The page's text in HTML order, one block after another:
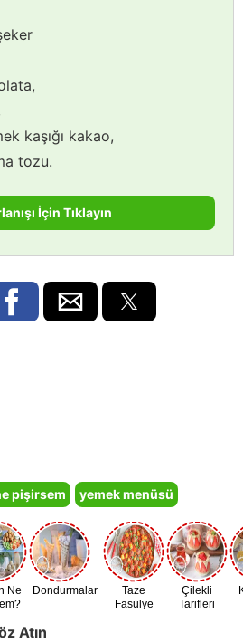
kaşığı kakao,
tozu.
İçin Tıklayın
pişirsem yemek menüsü
Ne
Dondurmalar
Taze
Fasulye
Çilekli
Tarifleri
Atın